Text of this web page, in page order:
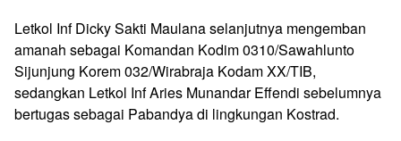
Letkol Inf Dicky Sakti Maulana selanjutnya mengemban
amanah sebagai Komandan Kodim 0310/Sawahlunto
Sijunjung Korem 032/Wirabraja Kodam XX/TIB,
sedangkan Letkol Inf Aries Munandar Effendi sebelumnya
bertugas sebagai Pabandya di lingkungan Kostrad.